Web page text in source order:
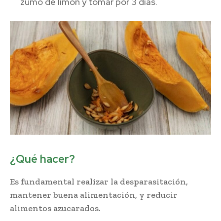
¿Qué hacer?
Es fundamental realizar la desparasitación,
mantener buena alimentación, y reducir
alimentos azucarados.